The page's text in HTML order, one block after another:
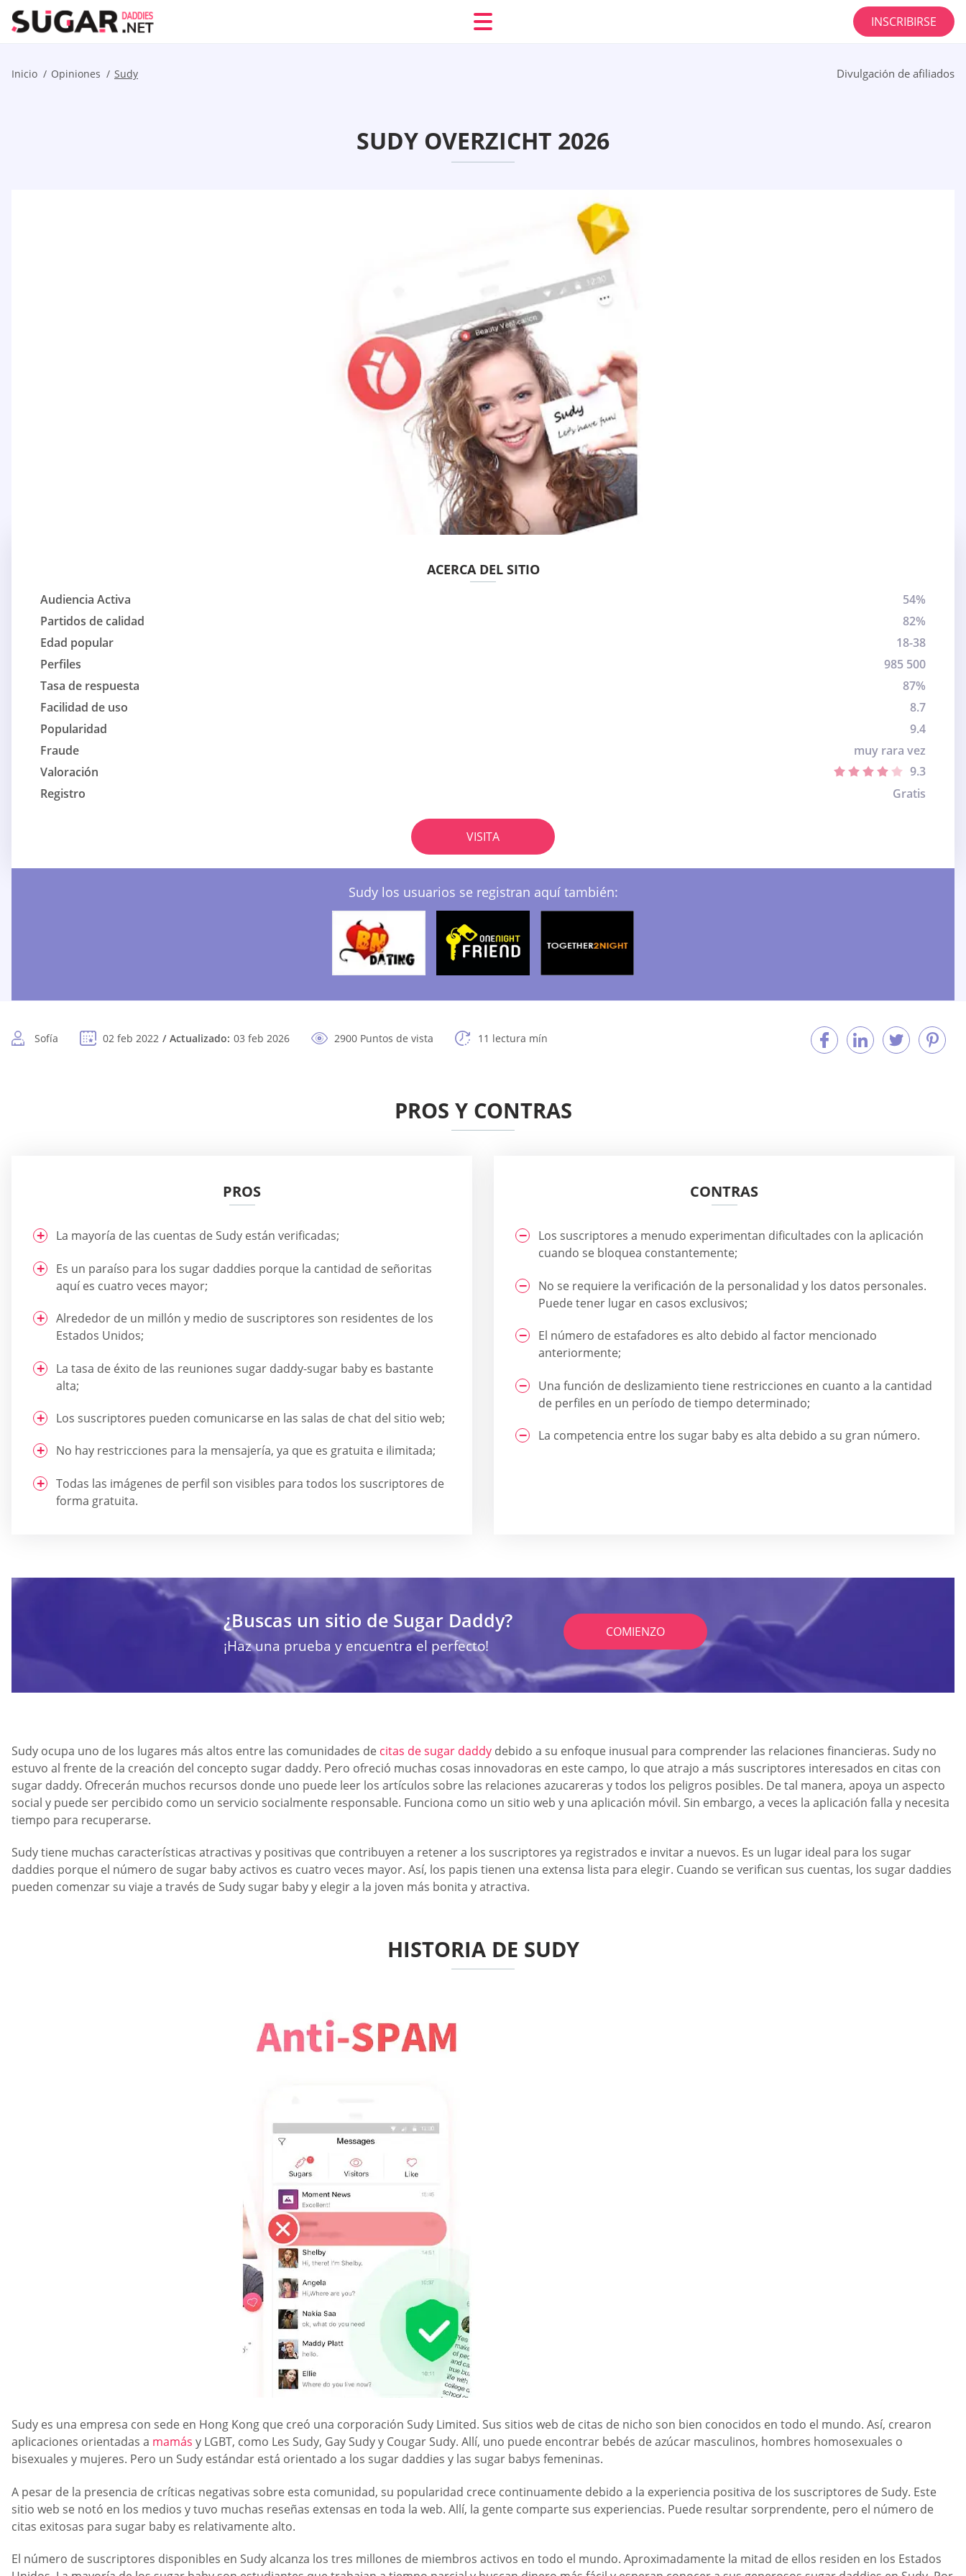
INSCRIBIRSE
Inicio Opiniones Sudy Divulgación de afiliados
SUDY OVERZICHT 2026
ACERCA DEL SITIO
Audiencia Activa
54%
Partidos de calidad
82%
Edad popular
18-38
Perfiles
985 500
Tasa de respuesta
87%
Facilidad de uso
8.7
Popularidad
9.4
Fraude
muy rara vez
Valoración
9.3
Registro
Gratis
VISITA
Sudy los usuarios se registran aquí también:
Sofía 02 feb 2022 Actualizado: 03 feb 2026 2900 Puntos de vista 11 lectura mín
PROS Y CONTRAS
PROS
La mayoría de las cuentas de Sudy están verificadas;
Es un paraíso para los sugar daddies porque la cantidad de señoritas
aquí es cuatro veces mayor;
Alrededor de un millón y medio de suscriptores son residentes de los
Estados Unidos;
La tasa de éxito de las reuniones sugar daddy-sugar baby es bastante
alta;
Los suscriptores pueden comunicarse en las salas de chat del sitio web;
No hay restricciones para la mensajería, ya que es gratuita e ilimitada;
Todas las imágenes de perfil son visibles para todos los suscriptores de
forma gratuita.
CONTRAS
Los suscriptores a menudo experimentan dificultades con la aplicación
cuando se bloquea constantemente;
No se requiere la verificación de la personalidad y los datos personales.
Puede tener lugar en casos exclusivos;
El número de estafadores es alto debido al factor mencionado
anteriormente;
Una función de deslizamiento tiene restricciones en cuanto a la cantidad
de perfiles en un período de tiempo determinado;
La competencia entre los sugar baby es alta debido a su gran número.
¿Buscas un sitio de Sugar Daddy?
¡Haz una prueba y encuentra el perfecto!
COMIENZO
Sudy ocupa uno de los lugares más altos entre las comunidades de citas de sugar daddy debido a su enfoque inusual para comprender las relaciones financieras. Sudy no
estuvo al frente de la creación del concepto sugar daddy. Pero ofreció muchas cosas innovadoras en este campo, lo que atrajo a más suscriptores interesados en citas con
sugar daddy. Ofrecerán muchos recursos donde uno puede leer los artículos sobre las relaciones azucareras y todos los peligros posibles. De tal manera, apoya un aspecto
social y puede ser percibido como un servicio socialmente responsable. Funciona como un sitio web y una aplicación móvil. Sin embargo, a veces la aplicación falla y necesita
tiempo para recuperarse.
Sudy tiene muchas características atractivas y positivas que contribuyen a retener a los suscriptores ya registrados e invitar a nuevos. Es un lugar ideal para los sugar
daddies porque el número de sugar baby activos es cuatro veces mayor. Así, los papis tienen una extensa lista para elegir. Cuando se verifican sus cuentas, los sugar daddies
pueden comenzar su viaje a través de Sudy sugar baby y elegir a la joven más bonita y atractiva.
HISTORIA DE SUDY
Sudy es una empresa con sede en Hong Kong que creó una corporación Sudy Limited. Sus sitios web de citas de nicho son bien conocidos en todo el mundo. Así, crearon
aplicaciones orientadas a mamás y LGBT, como Les Sudy, Gay Sudy y Cougar Sudy. Allí, uno puede encontrar bebés de azúcar masculinos, hombres homosexuales o
bisexuales y mujeres. Pero un Sudy estándar está orientado a los sugar daddies y las sugar babys femeninas.
A pesar de la presencia de críticas negativas sobre esta comunidad, su popularidad crece continuamente debido a la experiencia positiva de los suscriptores de Sudy. Este
sitio web se notó en los medios y tuvo muchas reseñas extensas en toda la web. Allí, la gente comparte sus experiencias. Puede resultar sorprendente, pero el número de
citas exitosas para sugar baby es relativamente alto.
El número de suscriptores disponibles en Sudy alcanza los tres millones de miembros activos en todo el mundo. Aproximadamente la mitad de ellos residen en los Estados